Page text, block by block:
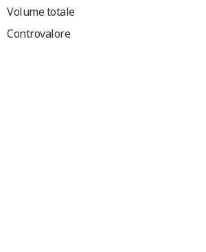
Volume totale
Controvalore